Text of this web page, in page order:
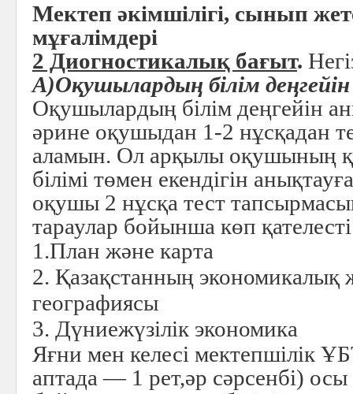
Мектеп әкімшілігі, сынып
мұғалімдері
2 Диогностикалық бағыт.
А)Оқушылардың білім
Оқушылардың білім деңгейін
әрине оқушыдан 1-2 нұсқадан
аламын. Ол арқылы оқушының
білімі төмен екендігін
оқушы 2 нұсқа тест
тараулар бойынша көп
1.План және карта
2. Қазақстанның экономикалық
географиясы
3. Дүниежүзілік экономика
Яғни мен келесі мектепшілік
аптада — 1 рет,әр сәрсенбі)